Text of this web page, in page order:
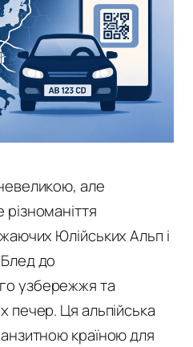
але
Юлійських Альп і
до
узбережжя та
печер. Ця альпійська
країною для